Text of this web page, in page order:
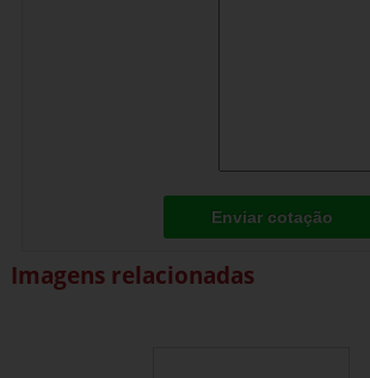
Enviar cotação
Imagens relacionadas